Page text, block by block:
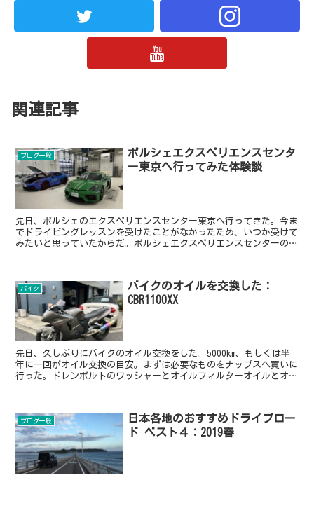
関連記事
ブログ一般
ポルシェエクスペリエンスセンタ
ー東京へ行ってみた体験談
先日、ポルシェのエクスペリエンスセンター東京へ行ってきた。今ま
でドライビングレッスンを受けたことがなかったため、いつか受けて
みたいと思っていたからだ。ポルシェエクスペリエンスセンターの魅
バイク
バイクのオイルを交換した：
CBR1100XX
先日、久しぶりにバイクのオイル交換をした。5000km、もしくは半
年に一回がオイル交換の目安。まずは必要なものをナップスへ買いに
行った。ドレンボルトのワッシャーとオイルフィルターオイルとオイ
ブログ一般
日本各地のおすすめドライブロー
ド ベスト４：2019春